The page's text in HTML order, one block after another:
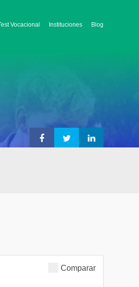
Vocacional Instituciones Blog
Comparar